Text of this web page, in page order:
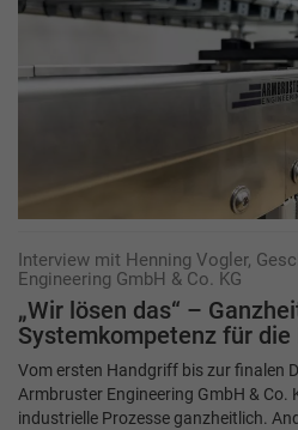
Interview mit Henning Vogler,
Engineering GmbH & Co. KG
„Wir lösen das“ –
Systemkompetenz für die
Vom ersten Handgriff bis zur finalen
Armbruster Engineering GmbH & Co.
industrielle Prozesse ganzheitlich.